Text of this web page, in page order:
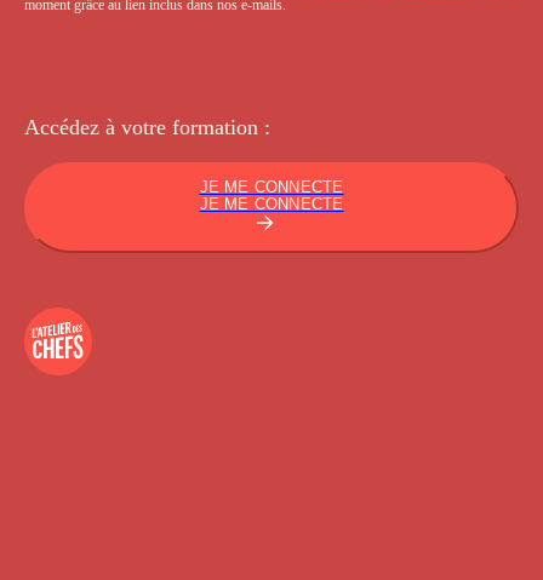
moment grâce au lien inclus dans nos e-mails.
Accédez à votre formation :
JE ME CONNECTE
JE ME CONNECTE